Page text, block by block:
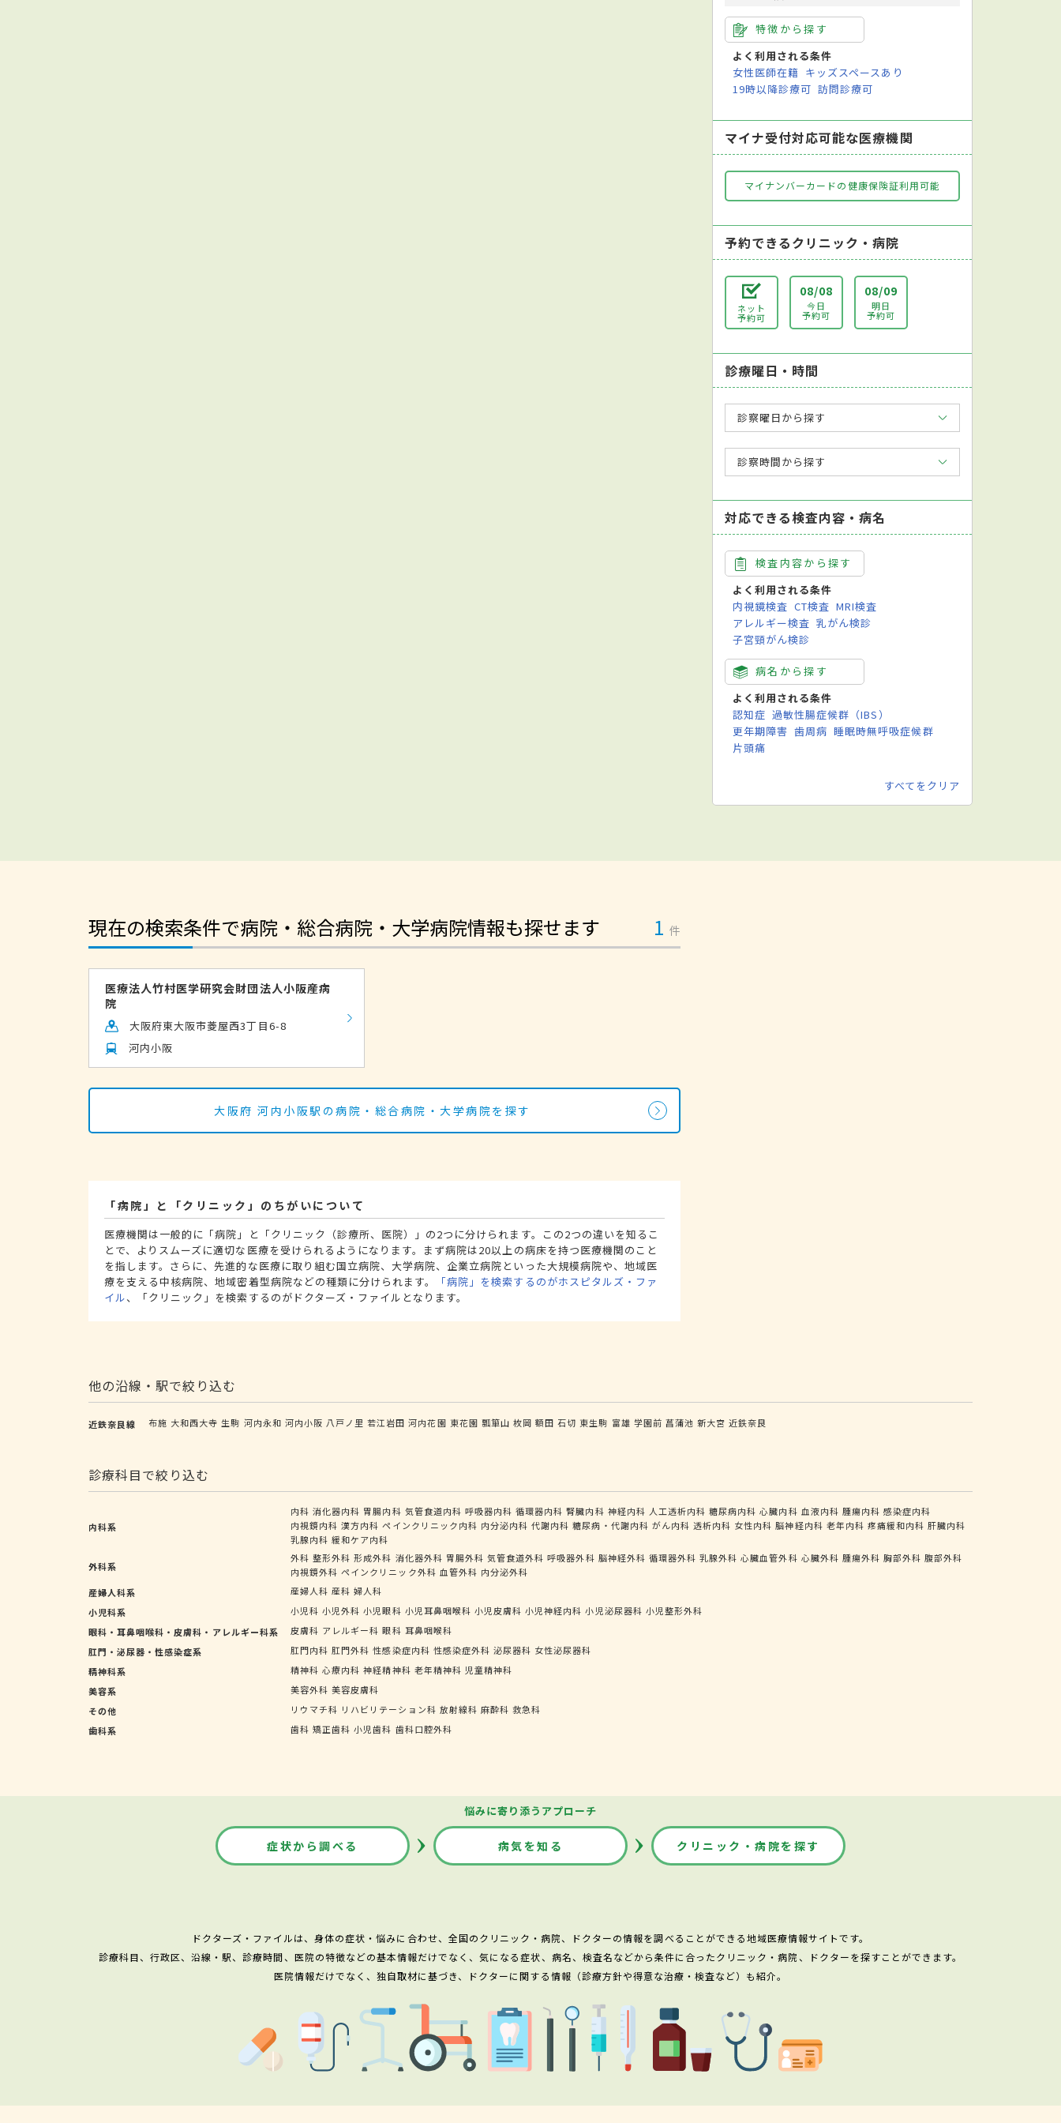
特徴から探す
よく利用される条件
女性医師在籍 キッズスペースあり
19時以降診療可 訪問診療可
マイナ受付対応可能な医療機関
マイナンバーカードの健康保険証利用可能
予約できるクリニック・病院
ネット
予約可
08/08
今日
予約可
08/09
明日
予約可
診療曜日・時間
診察曜日から探す
診察時間から探す
対応できる検査内容・病名
検査内容から探す
よく利用される条件
内視鏡検査 CT検査 MRI検査
アレルギー検査 乳がん検診
子宮頸がん検診
病名から探す
よく利用される条件
認知症 過敏性腸症候群（IBS）
更年期障害 歯周病 睡眠時無呼吸症候群
片頭痛
すべてをクリア
現在の検索条件で病院・総合病院・大学病院情報も探せます 1 件
医療法人竹村医学研究会財団法人小阪産病
院
大阪府東大阪市菱屋西3丁目6-8
河内小阪
大阪府 河内小阪駅の病院・総合病院・大学病院を探す
「病院」と「クリニック」のちがいについて
医療機関は一般的に「病院」と「クリニック（診療所、医院）」の2つに分けられます。この2つの違いを知るこ
とで、よりスムーズに適切な医療を受けられるようになります。まず病院は20以上の病床を持つ医療機関のこと
を指します。さらに、先進的な医療に取り組む国立病院、大学病院、企業立病院といった大規模病院や、地域医
療を支える中核病院、地域密着型病院などの種類に分けられます。
「病院」を検索するのがホスピタルズ・ファ
イル、「クリニック」を検索するのがドクターズ・ファイルとなります。
他の沿線・駅で絞り込む
近鉄奈良線 布施 大和西大寺 生駒 河内永和 河内小阪 八戸ノ里 若江岩田 河内花園 東花園 瓢箪山 枚岡 額田 石切 東生駒 富雄 学園前 菖蒲池 新大宮 近鉄奈良
診療科目で絞り込む
内科系
内科 消化器内科 胃腸内科 気管食道内科 呼吸器内科 循環器内科 腎臓内科 神経内科 人工透析内科 糖尿病内科 心臓内科 血液内科 腫瘍内科 感染症内科
内視鏡内科 漢方内科 ペインクリニック内科 内分泌内科 代謝内科 糖尿病・代謝内科 がん内科 透析内科 女性内科 脳神経内科 老年内科 疼痛緩和内科 肝臓内科
乳腺内科 緩和ケア内科
外科系
外科 整形外科 形成外科 消化器外科 胃腸外科 気管食道外科 呼吸器外科 脳神経外科 循環器外科 乳腺外科 心臓血管外科 心臓外科 腫瘍外科 胸部外科 腹部外科
内視鏡外科 ペインクリニック外科 血管外科 内分泌外科
産婦人科系
産婦人科 産科 婦人科
小児科系
小児科 小児外科 小児眼科 小児耳鼻咽喉科 小児皮膚科 小児神経内科 小児泌尿器科 小児整形外科
眼科・耳鼻咽喉科・皮膚科・アレルギー科系
皮膚科 アレルギー科 眼科 耳鼻咽喉科
肛門・泌尿器・性感染症系
肛門内科 肛門外科 性感染症内科 性感染症外科 泌尿器科 女性泌尿器科
精神科系
精神科 心療内科 神経精神科 老年精神科 児童精神科
美容系
美容外科 美容皮膚科
その他
リウマチ科 リハビリテーション科 放射線科 麻酔科 救急科
歯科系
歯科 矯正歯科 小児歯科 歯科口腔外科
悩みに寄り添うアプローチ
症状から調べる 病気を知る クリニック・病院を探す
ドクターズ・ファイルは、身体の症状・悩みに合わせ、全国のクリニック・病院、ドクターの情報を調べることができる地域医療情報サイトです。
診療科目、行政区、沿線・駅、診療時間、医院の特徴などの基本情報だけでなく、気になる症状、病名、検査名などから条件に合ったクリニック・病院、ドクターを探すことができます。
医院情報だけでなく、独自取材に基づき、ドクターに関する情報（診療方針や得意な治療・検査など）も紹介。